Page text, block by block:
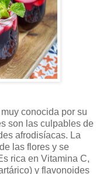
conocida por su
son las culpables de
afrodisíacas. La
las flores y se
rica en Vitamina C,
y flavonoides